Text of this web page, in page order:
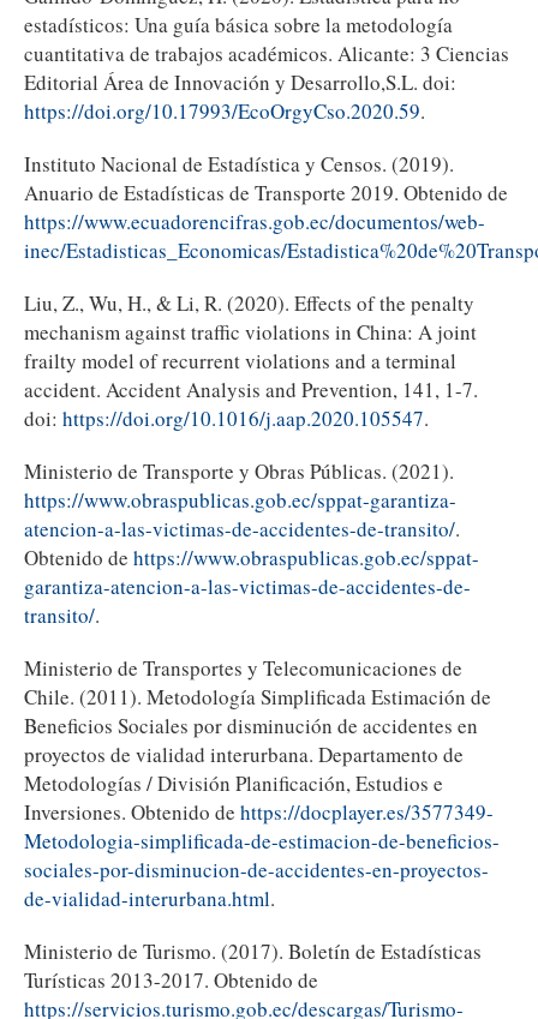
estadísticos: Una guía básica sobre la metodología
cuantitativa de trabajos académicos. Alicante: 3 Ciencias
Editorial Área de Innovación y Desarrollo,S.L. doi:
https://doi.org/10.17993/EcoOrgyCso.2020.59.
Instituto Nacional de Estadística y Censos. (2019).
Anuario de Estadísticas de Transporte 2019. Obtenido de
https://www.ecuadorencifras.gob.ec/documentos/web-
inec/Estadisticas_Economicas/
Liu, Z., Wu, H., & Li, R. (2020). Effects of the penalty
mechanism against traffic violations in China: A joint
frailty model of recurrent violations and a terminal
accident. Accident Analysis and Prevention, 141, 1-7.
doi: https://doi.org/10.1016/j.aap.2020.105547.
Ministerio de Transporte y Obras Públicas. (2021).
https://www.obraspublicas.gob.ec/sppat-garantiza-
atencion-a-las-victimas-de-accidentes-de-transito/.
Obtenido de https://www.obraspublicas.gob.ec/sppat-
garantiza-atencion-a-las-victimas-de-accidentes-de-
transito/.
Ministerio de Transportes y Telecomunicaciones de
Chile. (2011). Metodología Simplificada Estimación de
Beneficios Sociales por disminución de accidentes en
proyectos de vialidad interurbana. Departamento de
Metodologías / División Planificación, Estudios e
Inversiones. Obtenido de https://docplayer.es/3577349-
Metodologia-simplificada-de-estimacion-de-beneficios-
sociales-por-disminucion-de-accidentes-en-proyectos-
de-vialidad-interurbana.html.
Ministerio de Turismo. (2017). Boletín de Estadísticas
Turísticas 2013-2017. Obtenido de
https://servicios.turismo.gob.ec/descargas/Turismo-